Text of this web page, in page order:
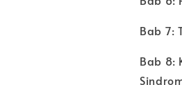
Bab 7:
Bab 8: